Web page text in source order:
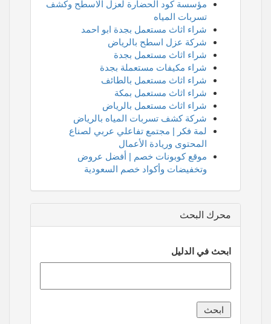
مؤسسة كود الحضارة لعزل الاسطح وكشف
تسربات المياه
شراء اثاث مستعمل بجدة ابو احمد
شركة عزل اسطح بالرياض
شراء اثاث مستعمل بجدة
شراء مكيفات مستعملة بجدة
شراء اثاث مستعمل بالطائف
شراء اثاث مستعمل بمكة
شراء اثاث مستعمل بالرياض
شركة كشف تسربات المياه بالرياض
لمة فكر | مجتمع تفاعلي عربي لصناع
المحتوى وريادة الأعمال
موقع كوبونات خصم | أفضل عروض
وتخفيضات وأكواد خصم السعودية
محرك البحث
ابحث في الدليل